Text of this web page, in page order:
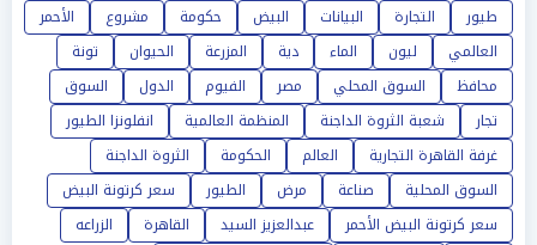
طيور التجارة البيانات البيض حكومة مشروع
الأحمر
العالمي
ليون الماء دية المزرعة الحيوان
تونة
محافظ
السوق المحلي مصر الفيوم الدول
السوق
تجار
شعبة الثروة الداجنة المنظمة العالمية
انفلونزا الطيور
غرفة القاهرة التجارية
العالم الحكومة
الثروة الداجنة
السوق المحلية
صناعة مرض الطيور
سعر كرتونة البيض
سعر كرتونة البيض الأحمر
عبدالعزيز السيد القاهرة
الزراعه